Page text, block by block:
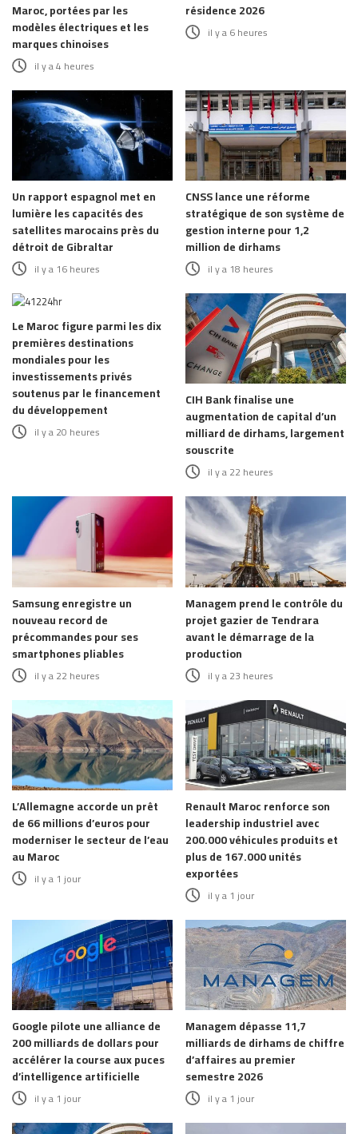
Maroc, portées par les
modèles électriques et les
marques chinoises
il y a 4 heures
résidence 2026
il y a 6 heures
Un rapport espagnol met en
lumière les capacités des
satellites marocains près du
détroit de Gibraltar
il y a 16 heures
CNSS lance une réforme
stratégique de son système de
gestion interne pour 1,2
million de dirhams
il y a 18 heures
Le Maroc figure parmi les dix
premières destinations
mondiales pour les
investissements privés
soutenus par le financement
du développement
il y a 20 heures
CIH Bank finalise une
augmentation de capital d’un
milliard de dirhams, largement
souscrite
il y a 22 heures
Samsung enregistre un
nouveau record de
précommandes pour ses
smartphones pliables
il y a 22 heures
Managem prend le contrôle du
projet gazier de Tendrara
avant le démarrage de la
production
il y a 23 heures
L’Allemagne accorde un prêt
de 66 millions d’euros pour
moderniser le secteur de l’eau
au Maroc
il y a 1 jour
Renault Maroc renforce son
leadership industriel avec
200.000 véhicules produits et
plus de 167.000 unités
exportées
il y a 1 jour
Google pilote une alliance de
200 milliards de dollars pour
accélérer la course aux puces
d’intelligence artificielle
il y a 1 jour
Managem dépasse 11,7
milliards de dirhams de chiffre
d’affaires au premier
semestre 2026
il y a 1 jour